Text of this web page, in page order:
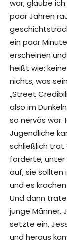
war, glaube
paar Jahren
ein paar
erscheinen
heißt wie:
nichts, was
„Street
also im
so nervös
Jugendliche
schließlich trat
forderte, unter
auf, sie sollten
und es
Und dann
junge Männer,
setzte ein,
und heraus